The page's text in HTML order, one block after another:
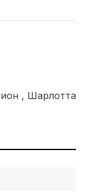
, Шарлотта